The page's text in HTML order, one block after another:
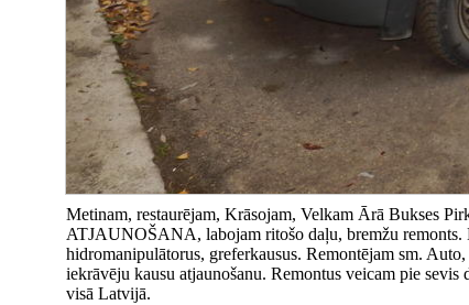
Metinam, restaurējam, Krāsojam, Velkam Ārā Bukses
ATJAUNOŠANA, labojam ritošo daļu, bremžu remonts.
hidromanipulātorus, greferkausus. Remontējam sm.
iekrāvēju kausu atjaunošanu. Remontus veicam pie
visā Latvijā.